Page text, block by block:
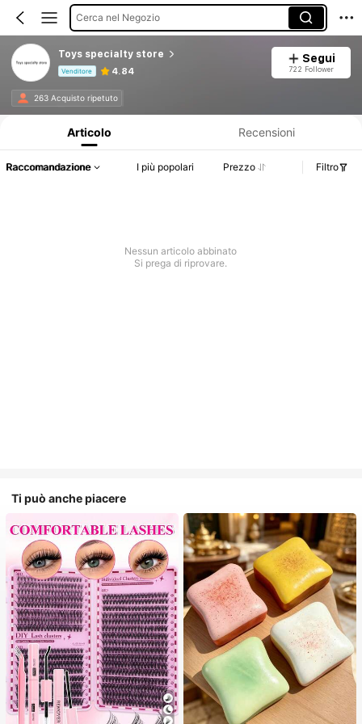
Cerca nel Negozio
Toys specialty store
Venditore 4.84
Segui
722 Follower
263 Acquisto ripetuto
Articolo Recensioni
Raccomandazione I più popolari Prezzo Filtro
Nessun articolo abbinato
Si prega di riprovare.
Ti può anche piacere